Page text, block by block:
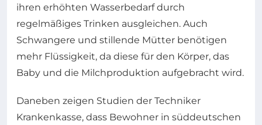
ihren erhöhten Wasserbedarf durch
regelmäßiges Trinken ausgleichen. Auch
Schwangere und stillende Mütter benötigen
mehr Flüssigkeit, da diese für den Körper, das
Baby und die Milchproduktion aufgebracht wird.
Daneben zeigen Studien der Techniker
Krankenkasse, dass Bewohner in süddeutschen